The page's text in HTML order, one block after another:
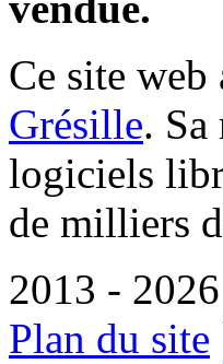
Ce site web
Grésille. Sa
logiciels
de milliers
2013 -
Plan du site